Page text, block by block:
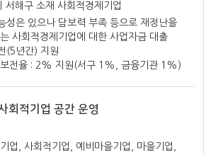
서해구 소재 사회적경제기업
성은 있으나 담보력 부족 등으로 재정난을
사회적경제기업에 대한 사업자금 대출
(5년간) 지원
전율 : 2% 지원(서구 1%, 금융기관 1%)
회적기업 공간 운영
업, 사회적기업, 예비마을기업, 마을기업,